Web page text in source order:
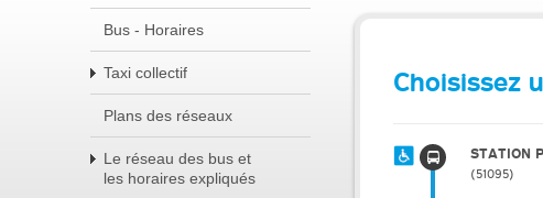
Bus - Horaires
Taxi collectif
Plans des réseaux
Le réseau des bus et
les horaires expliqués
Choisissez
STATION
51095